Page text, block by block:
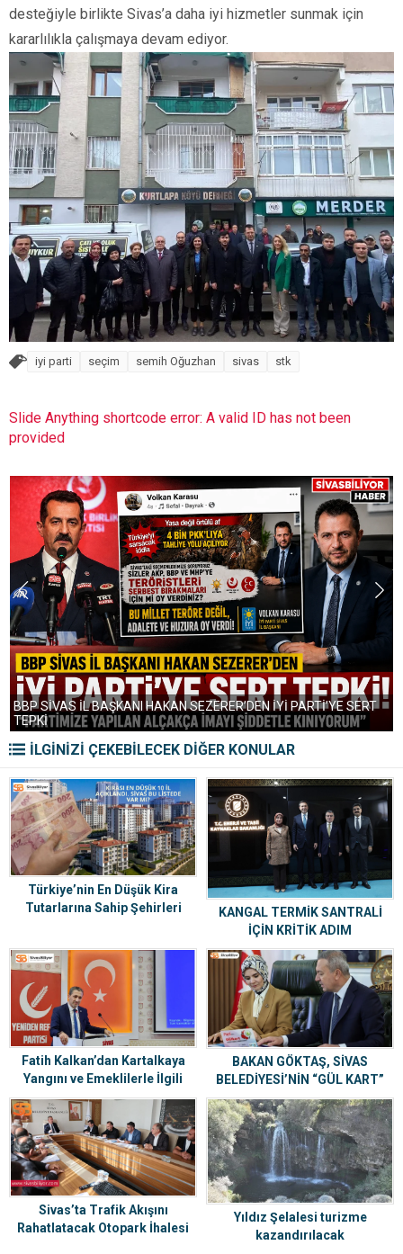
desteğiyle birlikte Sivas’a daha iyi hizmetler sunmak için
kararlılıkla çalışmaya devam ediyor.
iyi parti seçim semih Oğuzhan sivas stk
Slide Anything shortcode error: A valid ID has not been
provided
BBP SİVAS İL BAŞKANI HAKAN SEZERER’DEN İYİ PARTİ’YE SERT
TEPKİ
İLGİNİZİ ÇEKEBİLECEK DİĞER KONULAR
Türkiye’nin En Düşük Kira
Tutarlarına Sahip Şehirleri
KANGAL TERMİK SANTRALİ
İÇİN KRİTİK ADIM
Fatih Kalkan’dan Kartalkaya
Yangını ve Emeklilerle İlgili
Önemli Açıklamalar
BAKAN GÖKTAŞ, SİVAS
BELEDİYESİ’NİN “GÜL KART”
PROJESİNE HAYRAN KALDI
Sivas’ta Trafik Akışını
Rahatlatacak Otopark İhalesi
Yıldız Şelalesi turizme
kazandırılacak